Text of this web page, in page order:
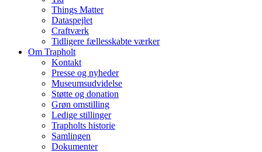
Things Matter
Dataspejlet
Craftværk
Tidligere fællesskabte værker
Om Trapholt
Kontakt
Presse og nyheder
Museumsudvidelse
Støtte og donation
Grøn omstilling
Ledige stillinger
Trapholts historie
Samlingen
Dokumenter